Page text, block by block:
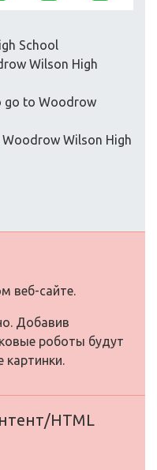
School
Wilson High
go to Woodrow
Wilson High
веб-сайте.
Добавив
роботы будут
картинки.
HTML